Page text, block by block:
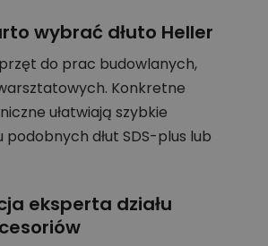
wybrać dłuto Heller
do prac budowlanych,
Konkretne
ułatwiają szybkie
dłut SDS-plus lub
eksperta działu